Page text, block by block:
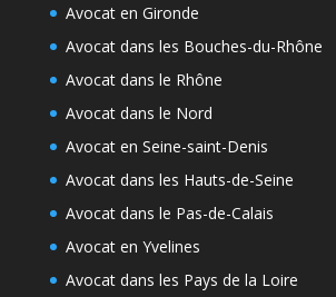
Avocat en Gironde
Avocat dans les Bouches-du-Rhône
Avocat dans le Rhône
Avocat dans le Nord
Avocat en Seine-saint-Denis
Avocat dans les Hauts-de-Seine
Avocat dans le Pas-de-Calais
Avocat en Yvelines
Avocat dans les Pays de la Loire